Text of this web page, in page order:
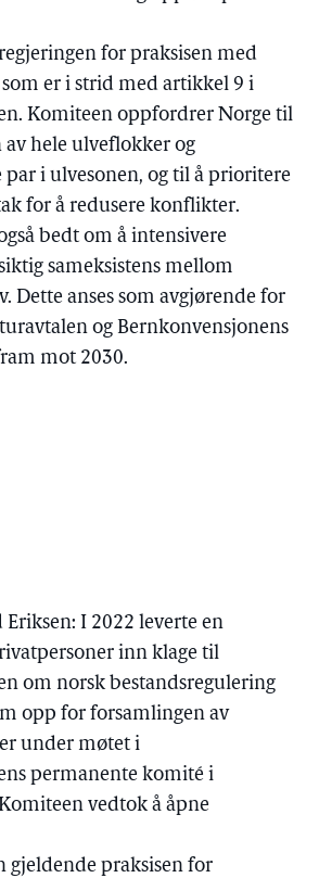
for praksisen med
er i strid med artikkel 9 i
Komiteen oppfordrer Norge til
av hele ulveflokker og
i ulvesonen, og til å prioritere
for å redusere konflikter.
bedt om å intensivere
sameksistens mellom
Dette anses som avgjørende for
og Bernkonvensjonens
mot 2030.
I 2022 leverte en
inn klage til
om norsk bestandsregulering
opp for forsamlingen av
under møtet i
permanente komité i
vedtok å åpne
gjeldende praksisen for